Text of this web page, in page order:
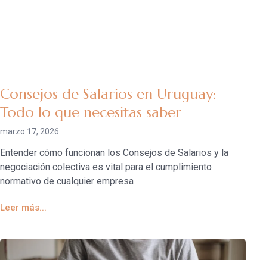
Consejos de Salarios en Uruguay:
Todo lo que necesitas saber
marzo 17, 2026
Entender cómo funcionan los Consejos de Salarios y la
negociación colectiva es vital para el cumplimiento
normativo de cualquier empresa
Leer más...